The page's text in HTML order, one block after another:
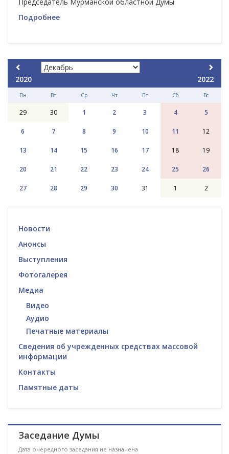
Председатель Мурманской областной Думы
Подробнее
2020 2022
Пн Вт Ср Чт Пт Сб Вс
29 30 1 2 3 4 5
6 7 8 9 10 11 12
13 14 15 16 17 18 19
20 21 22 23 24 25 26
27 28 29 30 31 1 2
Новости
Анонсы
Выступления
Фотогалерея
Медиа
Видео
Аудио
Печатные материалы
Сведения об учрежденных средствах массовой
информации
Контакты
Памятные даты
Заседание Думы
Дата очередного заседания не назначена